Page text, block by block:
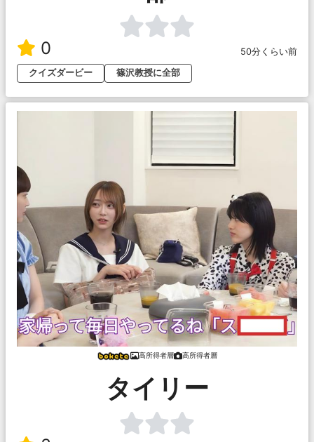
0
50分くらい前
クイズダービー
篠沢教授に全部
高所得者層 高所得者層
タイリー